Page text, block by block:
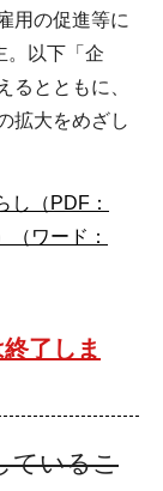
用の促進等に
。以下「企
るとともに、
拡大をめざし
し（PDF：
（ワード：
了しま
ているこ